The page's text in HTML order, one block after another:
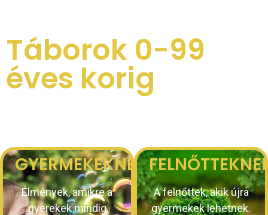
Táborok 0-99
éves korig
GYERMEKEKNEK
Élmények, amikre a
gyerekek mindig
A felnőttek, akik újra
gyermekek lehetnek.